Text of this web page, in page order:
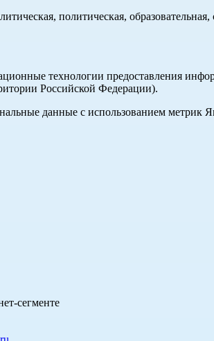
политическая, образовательная,
технологии предоставления
Российской Федерации).
данные с использованием метрик
сегменте